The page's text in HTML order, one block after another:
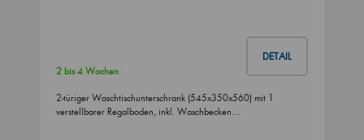
DETAIL
2 bis 4 Wochen
2-türiger Waschtischunterschrank (545x350x560) mit 1
verstellbarer Regalboden, inkl. Waschbecken…